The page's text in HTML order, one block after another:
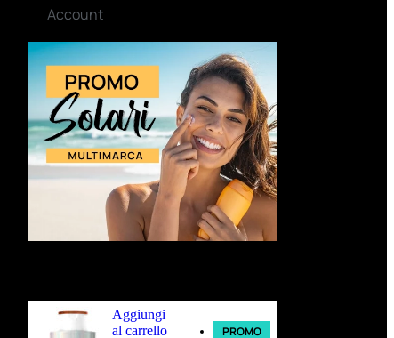
Account
Aggiungi
al carrello
PROMO